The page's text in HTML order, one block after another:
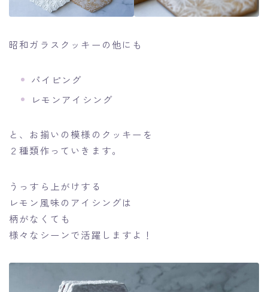
昭和ガラスクッキーの他にも
パイピング
レモンアイシング
と、お揃いの模様のクッキーを
２種類作っていきます。
うっすら上がけする
レモン風味のアイシングは
柄がなくても
様々なシーンで活躍しますよ！